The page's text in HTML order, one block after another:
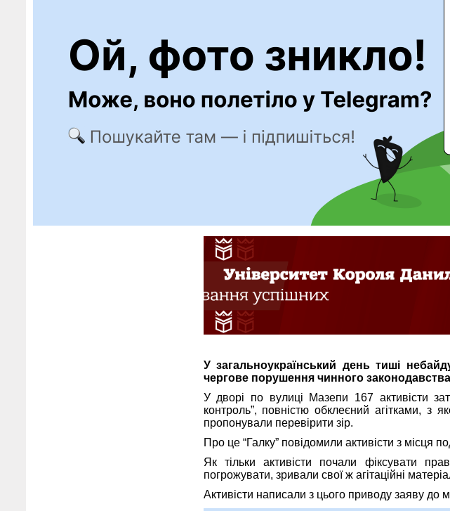
У загальноукраїнський день тиші
чергове порушення чинного
У дворі по вулиці Мазепи 167 активісти
контроль”, повністю обклеєний агітками, з
пропонували перевірити зір.
Про це “Галку” повідомили активісти з місця
Як тільки активісти почали фіксувати
погрожувати, зривали свої ж агітаційні
Активісти написали з цього приводу заяву до